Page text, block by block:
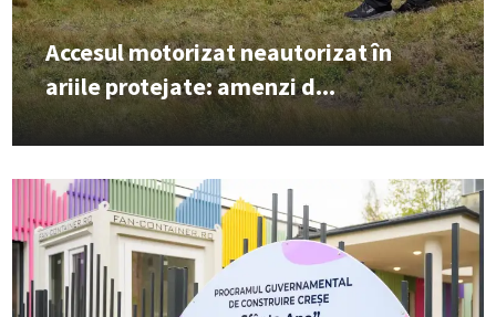
Accesul motorizat neautorizat în
ariile protejate: amenzi d...